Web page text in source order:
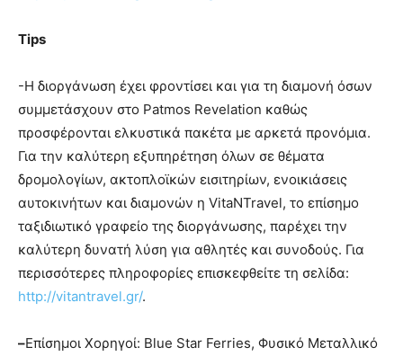
Tips
-Η διοργάνωση έχει φροντίσει και για τη διαμονή όσων
συμμετάσχουν στο Patmos Revelation καθώς
προσφέρονται ελκυστικά πακέτα με αρκετά προνόμια.
Για την καλύτερη εξυπηρέτηση όλων σε θέματα
δρομολογίων, ακτοπλοϊκών εισιτηρίων, ενοικιάσεις
αυτοκινήτων και διαμονών η VitaNTravel, το επίσημο
ταξιδιωτικό γραφείο της διοργάνωσης, παρέχει την
καλύτερη δυνατή λύση για αθλητές και συνοδούς. Για
περισσότερες πληροφορίες επισκεφθείτε τη σελίδα:
http://vitantravel.gr/.
–Επίσημοι Χορηγοί: Blue Star Ferries, Φυσικό Μεταλλικό